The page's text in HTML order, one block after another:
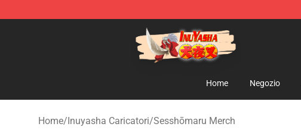
Inuyasha Store - Official Inuyasha Merchandise Shop
Home Negozio
Home/Inuyasha Caricatori/Sesshōmaru Merch